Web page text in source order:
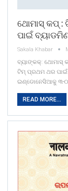
ଥୋମାସ୍‌ କପ୍‌
ପାଇଁ
Sakala Khabar
ବ୍ୟାଙ୍କକ୍‌: ଥୋମାସ୍‌
ଟିମ୍‌ ପ୍ରଥମ ଥର ପାଇଁ
ଇଣ୍ଡୋନେସିଆକୁ ୩-
READ MORE...